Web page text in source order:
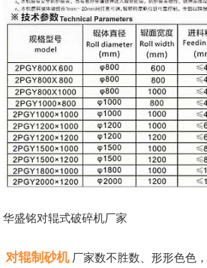
华盛铭对辊式破碎机厂家
对辊制砂机 厂家数不胜数、形形色色